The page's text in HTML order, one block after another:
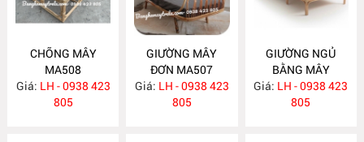
CHÕNG MÂY
MA508
Giá: LH - 0938 423
805
GIƯỜNG MÂY
ĐƠN MA507
Giá: LH - 0938 423
805
GIƯỜNG NGỦ
BẰNG MÂY
MA506
Giá: LH - 0938 423
805